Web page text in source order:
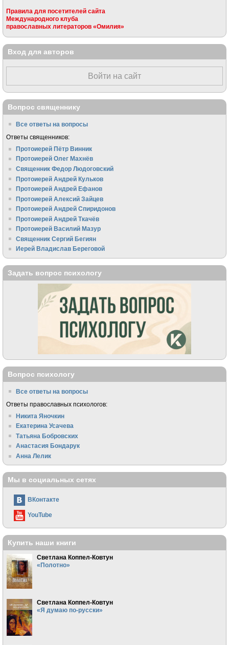
Правила для посетителей сайта
Международного клуба
православных литераторов «Омилия»
Вход для авторов
Войти на сайт
Вопрос священнику
Все ответы на вопросы
Ответы священников:
Протоиерей Пётр Винник
Протоиерей Олег Махнёв
Священник Федор Людоговский
Протоиерей Андрей Кульков
Протоиерей Андрей Ефанов
Протоиерей Алексий Зайцев
Протоиерей Андрей Спиридонов
Протоиерей Андрей Ткачёв
Протоиерей Василий Мазур
Священник Сергий Бегиян
Иерей Владислав Береговой
Задать вопрос психологу
Вопрос психологу
Все ответы на вопросы
Ответы православных психологов:
Никита Яночкин
Екатерина Усачева
Татьяна Бобровских
Анастасия Бондарук
Анна Лелик
Мы в социальных сетях
ВКонтакте
YouTube
Купить наши книги
Светлана Коппел-Ковтун
«Полотно»
Светлана Коппел-Ковтун
«Я думаю по-русски»